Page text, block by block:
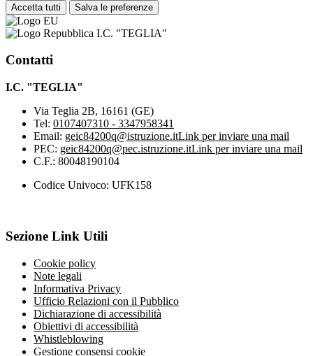
Accetta tutti Salva le preferenze
I.C. "TEGLIA"
Contatti
I.C. "TEGLIA"
Via Teglia 2B, 16161 (GE)
Tel: 0107407310 - 3347958341
Email: geic84200q@istruzione.itLink per inviare una mail
PEC: geic84200q@pec.istruzione.itLink per inviare una mail
C.F.: 80048190104
Codice Univoco: UFK158
Sezione Link Utili
Cookie policy
Note legali
Informativa Privacy
Ufficio Relazioni con il Pubblico
Dichiarazione di accessibilità
Obiettivi di accessibilità
Whistleblowing
Gestione consensi cookie